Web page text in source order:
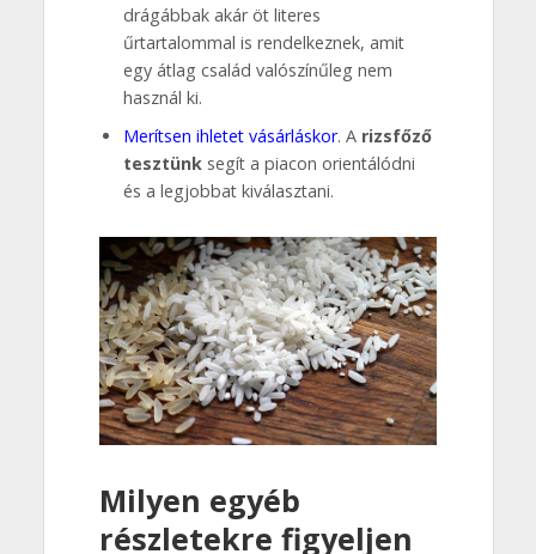
drágábbak akár öt literes
űrtartalommal is rendelkeznek, amit
egy átlag család valószínűleg nem
használ ki.
Merítsen ihletet vásárláskor. A rizsfőző
tesztünksegít a piacon orientálódni
és a legjobbat kiválasztani.
Milyen egyéb
részletekre figyeljen